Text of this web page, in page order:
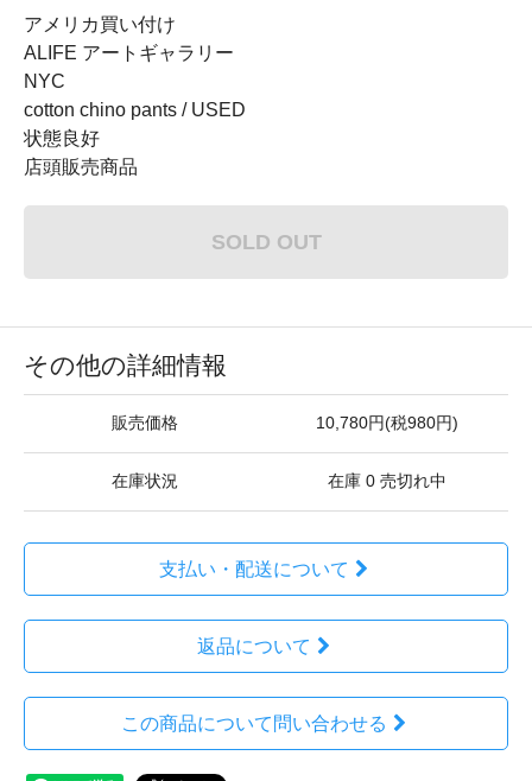
アメリカ買い付け
ALIFE アートギャラリー
NYC
cotton chino pants / USED
状態良好
店頭販売商品
SOLD OUT
その他の詳細情報
販売価格 10,780円(税980円)
在庫状況 在庫 0 売切れ中
支払い・配送について
返品について
この商品について問い合わせる